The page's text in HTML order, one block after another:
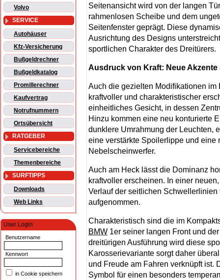
Volvo
SERVICE
Autohäuser
Kfz-Versicherung
Bußgeldrechner
Bußgeldkatalog
Promillerechner
Kaufvertrag
Notrufnummern
Ortsübersicht
RATGEBER
Servicebereiche
Themenbereiche
SURFTIPPS
Downloads
Web Links
User Login
Benutzername
Kennwort
in Cookie speichern
Seitenansicht wird von der langen
rahmenlosen Scheibe und dem
Seitenfenster geprägt. Diese
Ausrichtung des Designs
sportlichen Charakter des Dreitürers.
Ausdruck von Kraft: Neue
Auch die gezielten Modifikationen
kraftvoller und charakteristischer
einheitliches Gesicht, in dessen
Hinzu kommen eine neu konturierte
dunklere Umrahmung der Leuchten,
eine verstärkte Spoilerlippe und eine
Nebelscheinwerfer.
Auch am Heck lässt die Dominanz
kraftvoller erscheinen. In einer
Verlauf der seitlichen
aufgenommen.
Charakteristisch sind die im
BMW 1er seiner langen Front und
dreitürigen Ausführung wird diese
Karosserievariante sorgt daher
und Freude am Fahren verknüpft ist.
Symbol für einen besonders